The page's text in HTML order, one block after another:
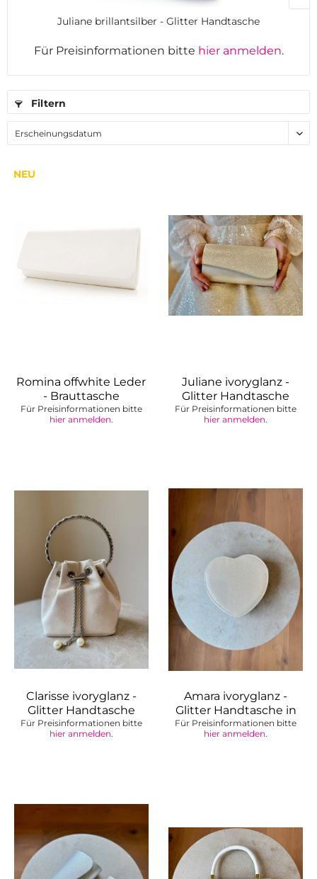
Juliane brillantsilber - Glitter Handtasche
Für Preisinformationen bitte hier anmelden.
Filtern
NEU
Romina offwhite Leder
- Brauttasche
Für Preisinformationen bitte
hier anmelden.
Juliane ivoryglanz -
Glitter Handtasche
Für Preisinformationen bitte
hier anmelden.
Clarisse ivoryglanz -
Glitter Handtasche
mit...
Für Preisinformationen bitte
hier anmelden.
Amara ivoryglanz -
Glitter Handtasche in
Herzform
Für Preisinformationen bitte
hier anmelden.